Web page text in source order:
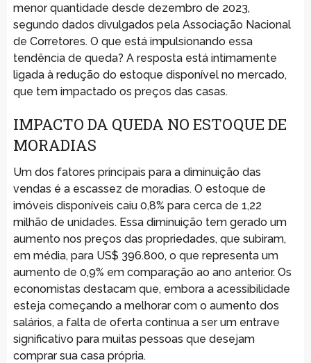
menor quantidade desde dezembro de 2023,
segundo dados divulgados pela Associação Nacional
de Corretores. O que está impulsionando essa
tendência de queda? A resposta está intimamente
ligada à redução do estoque disponível no mercado,
que tem impactado os preços das casas.
IMPACTO DA QUEDA NO ESTOQUE DE
MORADIAS
Um dos fatores principais para a diminuição das
vendas é a escassez de moradias. O estoque de
imóveis disponíveis caiu 0,8% para cerca de 1,22
milhão de unidades. Essa diminuição tem gerado um
aumento nos preços das propriedades, que subiram,
em média, para US$ 396.800, o que representa um
aumento de 0,9% em comparação ao ano anterior. Os
economistas destacam que, embora a acessibilidade
esteja começando a melhorar com o aumento dos
salários, a falta de oferta continua a ser um entrave
significativo para muitas pessoas que desejam
comprar sua casa própria.